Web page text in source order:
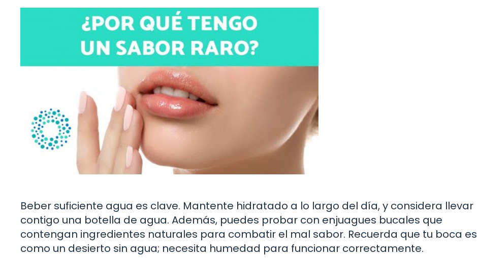
Beber suficiente agua es clave. Mantente hidratado a lo largo del día, y considera llevar
contigo una botella de agua. Además, puedes probar con enjuagues bucales que
contengan ingredientes naturales para combatir el mal sabor. Recuerda que tu boca es
como un desierto sin agua; necesita humedad para funcionar correctamente.